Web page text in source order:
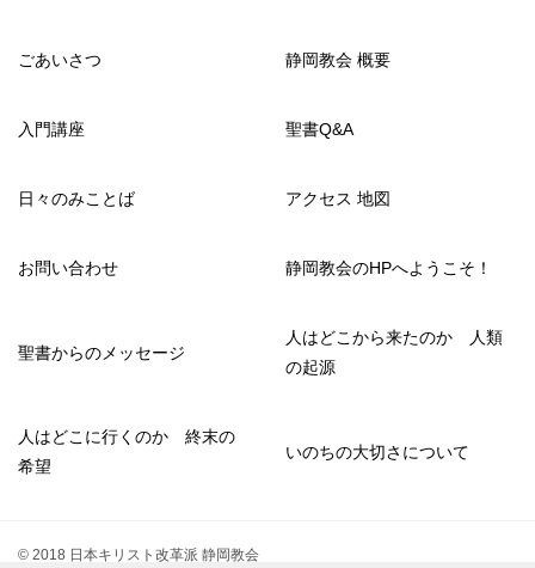
ごあいさつ 静岡教会 概要
入門講座 聖書Q&A
日々のみことば アクセス 地図
お問い合わせ 静岡教会のHPへようこそ！
聖書からのメッセージ
人はどこから来たのか 人類
の起源
人はどこに行くのか 終末の
希望
いのちの大切さについて
© 2018 日本キリスト改革派 静岡教会